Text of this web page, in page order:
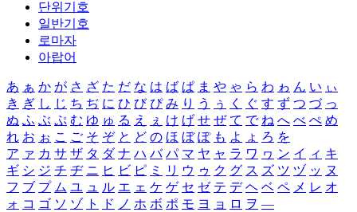
단위기호
일반기호
로마자
아랍어
あ ぁ か が さ ざ た だ な は ば ぱ ま や ゃ ら わ ゎ ん い ぃ
き ぎ し じ ち ぢ に ひ び ぴ み り う ぅ く ぐ す ず つ づ っ
ぬ ふ ぶ ぷ む ゆ ゅ る え ぇ け げ せ ぜ て で ね へ べ ぺ め
れ お ぉ こ ご そ ぞ と ど の ほ ぼ ぽ も よ ょ ろ を
ア ァ カ サ ザ タ ダ ナ ハ バ パ マ ヤ ャ ラ ワ ヮ ン イ ィ キ
ギ シ ジ チ ヂ ニ ヒ ビ ピ ミ リ ウ ゥ ク グ ス ズ ツ ヅ ッ ヌ
フ ブ プ ム ユ ュ ル エ ェ ケ ゲ セ ゼ テ デ ヘ ベ ペ メ レ オ
ォ コ ゴ ソ ゾ ト ド ノ ホ ボ ポ モ ヨ ョ ロ ヲ ―